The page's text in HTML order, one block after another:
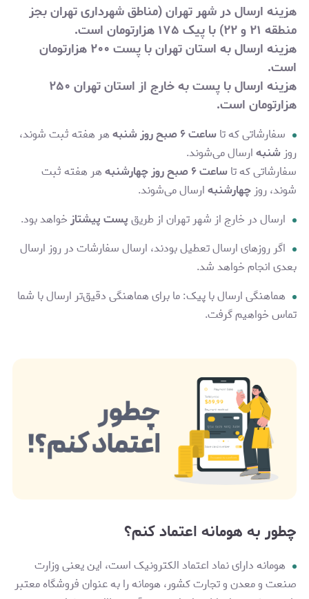
هزینه ارسال در شهر تهران (مناطق شهرداری تهران بجز
منطقه ۲۱ و ۲۲) با پیک ۱۷۵ هزارتومان است.
هزینه ارسال به استان تهران با پست ۲۰۰ هزارتومان
است.
هزینه ارسال با پست به خارج از استان تهران ۲۵۰
هزارتوماناست.
سفارشاتی که تاساعت ۶ صبح روز شنبه
هر هفته ثبت شوند،
روز شنبهارسال می‌شوند.
سفارشاتی که تاساعت ۶ صبح روز چهارشنبه
هر هفته ثبت
شوند، روز چهارشنبهارسال می‌شوند.
ارسال در خارج از شهر تهران از طریقپست پیشتازخواهد بود.
اگر روزهای ارسال تعطیل بودند، ارسال سفارشات در روز ارسال
بعدی انجام خواهد شد.
هماهنگی ارسال با پیک: ما برای هماهنگی دقیق‌تر ارسال با شما
تماس خواهیم گرفت.
چطور به هومانه اعتماد کنم؟
هومانه دارای نماد اعتماد الکترونیک است، این یعنی وزارت
صنعت و معدن و تجارت کشور، هومانه را به عنوان فروشگاه معتبر